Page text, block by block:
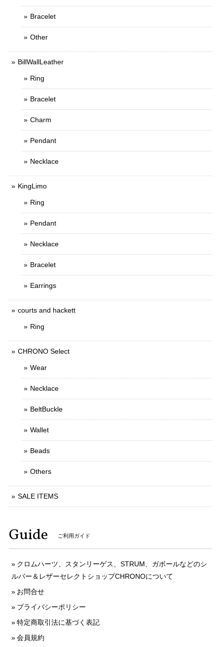
Bracelet
Other
BillWallLeather
Ring
Bracelet
Charm
Pendant
Necklace
KingLimo
Ring
Pendant
Necklace
Bracelet
Earrings
courts and hackett
Ring
CHRONO Select
Wear
Necklace
BeltBuckle
Wallet
Beads
Others
SALE ITEMS
Guide ご利用ガイド
クロムハーツ、スタンリーゲス、STRUM、ガボールなどのシ
ルバー＆レザーセレクトショップCHRONOについて
お問合せ
プライバシーポリシー
特定商取引法に基づく表記
会員規約